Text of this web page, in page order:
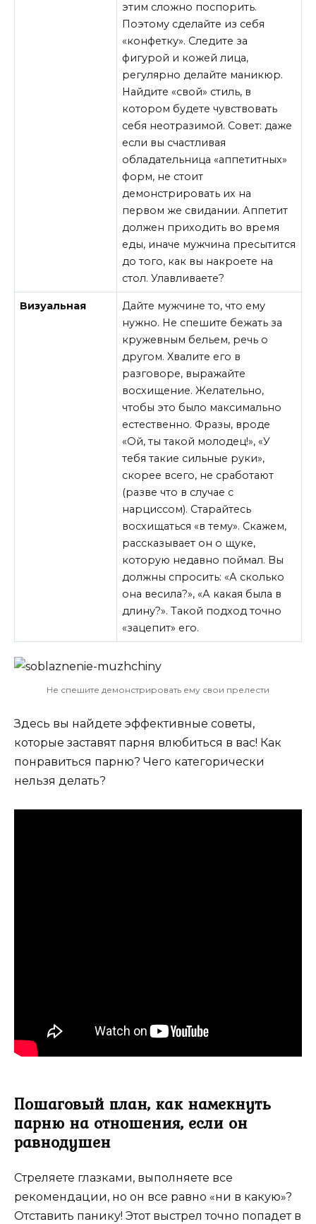
этим сложно поспорить.
Поэтому сделайте из себя
«конфетку». Следите за
фигурой и кожей лица,
регулярно делайте маникюр.
Найдите «свой» стиль, в
котором будете чувствовать
себя неотразимой. Совет: даже
если вы счастливая
обладательница «аппетитных»
форм, не стоит
демонстрировать их на
первом же свидании. Аппетит
должен приходить во время
еды, иначе мужчина пресытится
до того, как вы накроете на
стол. Улавливаете?
Визуальная
Дайте мужчине то, что ему
нужно. Не спешите бежать за
кружевным бельем, речь о
другом. Хвалите его в
разговоре, выражайте
восхищение. Желательно,
чтобы это было максимально
естественно. Фразы, вроде
«Ой, ты такой молодец!», «У
тебя такие сильные руки»,
скорее всего, не сработают
(разве что в случае с
нарциссом). Старайтесь
восхищаться «в тему». Скажем,
рассказывает он о щуке,
которую недавно поймал. Вы
должны спросить: «А сколько
она весила?», «А какая была в
длину?». Такой подход точно
«зацепит» его.
Не спешите демонстрировать ему свои прелести
Здесь вы найдете эффективные советы,
которые заставят парня влюбиться в вас! Как
понравиться парню? Чего категорически
нельзя делать?
Пошаговый план, как намекнуть
парню на отношения, если он
равнодушен
Стреляете глазками, выполняете все
рекомендации, но он все равно «ни в какую»?
Отставить панику! Этот выстрел точно попадет в